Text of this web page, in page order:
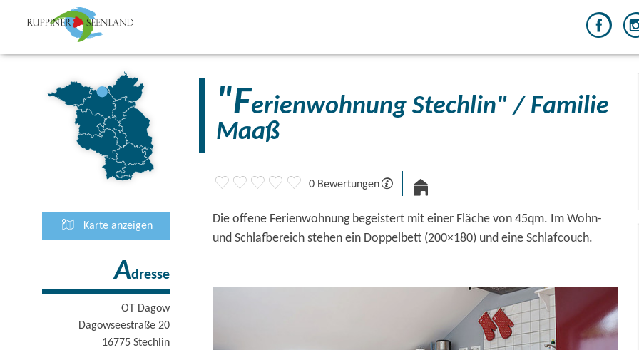
Karte anzeigen
Adresse
OT Dagow
Dagowseestraße 20
16775 Stechlin
"Ferienwohnung Stechlin" / Familie
Maaß
0 Bewertungen
Die offene Ferienwohnung begeistert mit einer Fläche von 45qm. Im Wohn-
und Schlafbereich stehen ein Doppelbett (200×180) und eine Schlafcouch.